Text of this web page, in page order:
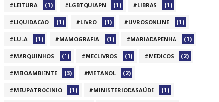
#LEITURA (1) #LGBTQUIAPN (1) #LIBRAS (1)
#LIQUIDACAO (1) #LIVRO (1) #LIVROSONLINE (1)
#LULA (1) #MAMOGRAFIA (1) #MARIADAPENHA (1)
#MARQUINHOS (1) #MECLIVROS (1) #MEDICOS (2)
#MEIOAMBIENTE (3) #METANOL (2)
#MEUPATROCINIO (1) #MINISTERIODASAÚDE (1)